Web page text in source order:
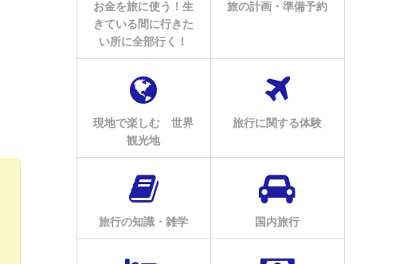
お金を旅に使う！生
きている間に行きた
い所に全部行く！
旅の計画・準備予約
現地で楽しむ 世界
観光地
旅行に関する体験
旅行の知識・雑学 国内旅行